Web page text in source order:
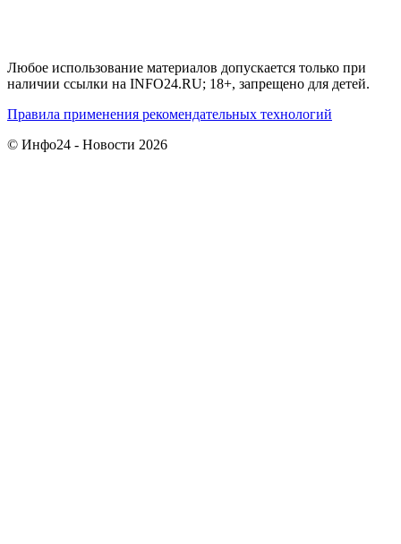
Любое использование материалов допускается только при
наличии ссылки на INFO24.RU; 18+, запрещено для детей.
Правила применения рекомендательных технологий
© Инфо24 - Новости 2026